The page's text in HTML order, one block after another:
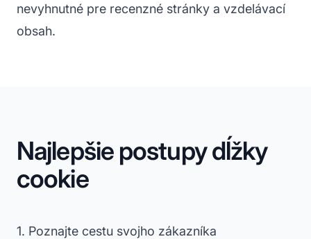
nevyhnutné pre recenzné stránky a vzdelávací
obsah.
Najlepšie postupy dĺžky
cookie
1. Poznajte cestu svojho zákazníka